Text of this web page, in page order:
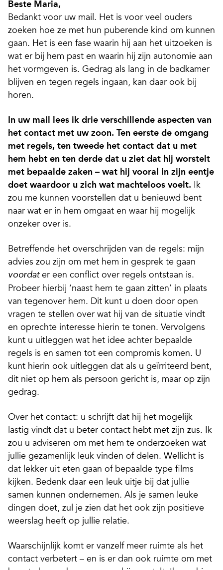
Beste Maria,
Bedankt voor uw mail. Het is voor veel ouders
zoeken hoe ze met hun puberende kind om kunnen
gaan. Het is een fase waarin hij aan het uitzoeken is
wat er bij hem past en waarin hij zijn autonomie aan
het vormgeven is. Gedrag als lang in de badkamer
blijven en tegen regels ingaan, kan daar ook bij
horen.
In uw mail lees ik drie verschillende aspecten van
het contact met uw zoon. Ten eerste de omgang
met regels, ten tweede het contact dat u met
hem hebt en ten derde dat u ziet dat hij worstelt
met bepaalde zaken – wat hij vooral in zijn eentje
doet waardoor u zich wat machteloos voelt. Ik
zou me kunnen voorstellen dat u benieuwd bent
naar wat er in hem omgaat en waar hij mogelijk
onzeker over is.
Betreffende het overschrijden van de regels: mijn
advies zou zijn om met hem in gesprek te gaan
voordater een conflict over regels ontstaan is.
Probeer hierbij ‘naast hem te gaan zitten’ in plaats
van tegenover hem. Dit kunt u doen door open
vragen te stellen over wat hij van de situatie vindt
en oprechte interesse hierin te tonen. Vervolgens
kunt u uitleggen wat het idee achter bepaalde
regels is en samen tot een compromis komen. U
kunt hierin ook uitleggen dat als u geïrriteerd bent,
dit niet op hem als persoon gericht is, maar op zijn
gedrag.
Over het contact: u schrijft dat hij het mogelijk
lastig vindt dat u beter contact hebt met zijn zus. Ik
zou u adviseren om met hem te onderzoeken wat
jullie gezamenlijk leuk vinden of delen. Wellicht is
dat lekker uit eten gaan of bepaalde type films
kijken. Bedenk daar een leuk uitje bij dat jullie
samen kunnen ondernemen. Als je samen leuke
dingen doet, zul je zien dat het ook zijn positieve
weerslag heeft op jullie relatie.
Waarschijnlijk komt er vanzelf meer ruimte als het
contact verbetert – en is er dan ook ruimte om met